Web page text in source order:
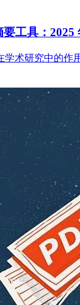
工具：2025
学术研究中的